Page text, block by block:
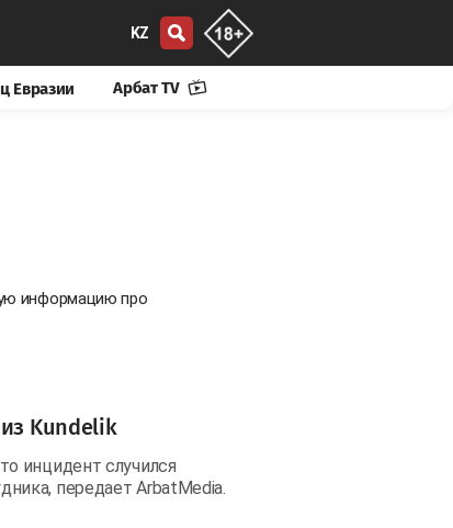
KZ
Евразии Арбат TV
информацию про
Kundelik
инцидент случился
передает ArbatMedia.